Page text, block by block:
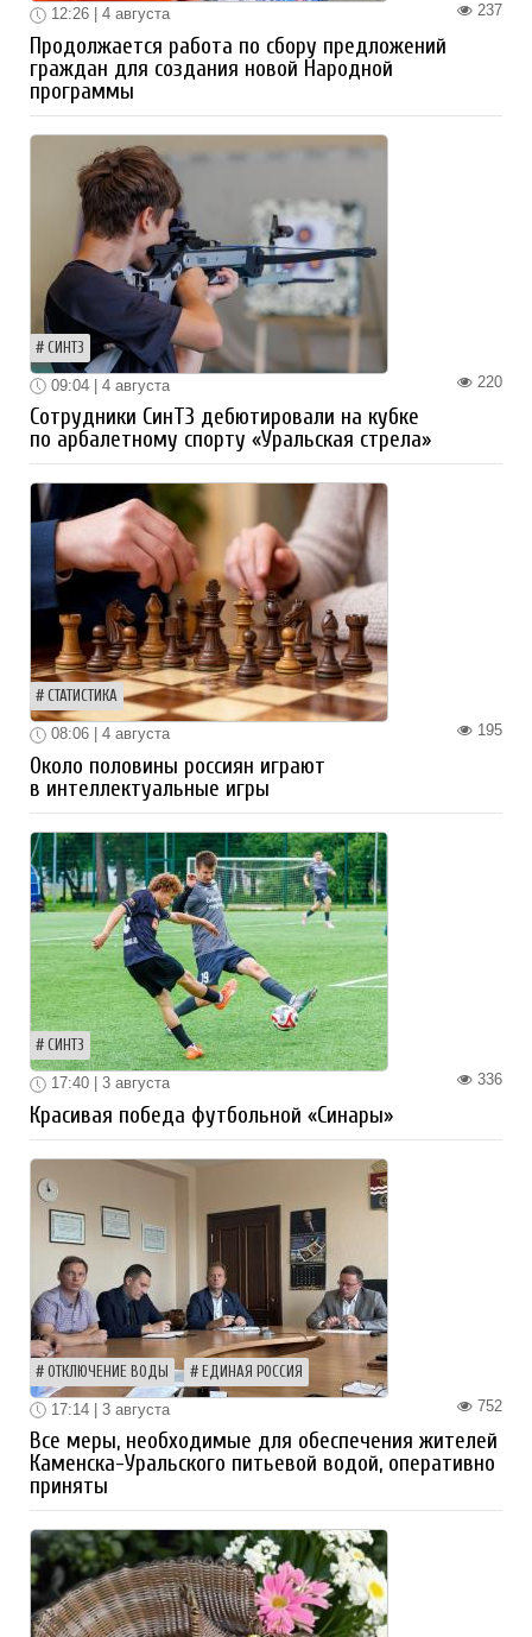
237
12:26 | 4 августа
Продолжается работа по сбору предложений
граждан для создания новой Народной
программы
СИНТЗ
220
09:04 | 4 августа
Сотрудники СинТЗ дебютировали на кубке
по арбалетному спорту «Уральская стрела»
СТАТИСТИКА
195
08:06 | 4 августа
Около половины россиян играют
в интеллектуальные игры
СИНТЗ
336
17:40 | 3 августа
Красивая победа футбольной «Синары»
ОТКЛЮЧЕНИЕ ВОДЫ ЕДИНАЯ РОССИЯ
752
17:14 | 3 августа
Все меры, необходимые для обеспечения жителей
Каменска-Уральского питьевой водой, оперативно
приняты